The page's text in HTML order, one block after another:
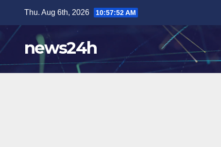
content
Thu. Aug 6th, 2026 10:57:54 AM
news24h